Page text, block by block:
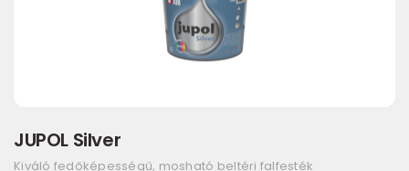
JUPOL Silver
Kiváló fedőképességű, mosható beltéri falfesték